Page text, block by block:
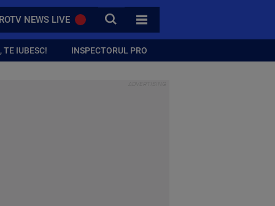
NEWS LIVE CAUTA
TOATE CATEGORIILE
TE IUBESC! INSPECTORUL PRO